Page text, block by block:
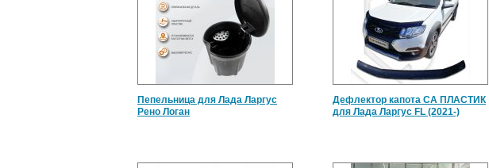
Пепельница для Лада Ларгус
Рено Логан
Дефлектор капота СА ПЛАСТИК
для Лада Ларгус FL (2021-)